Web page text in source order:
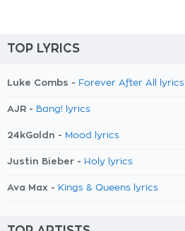
TOP LYRICS
Luke Combs - Forever After All lyrics
AJR - Bang! lyrics
24kGoldn - Mood lyrics
Justin Bieber - Holy lyrics
Ava Max - Kings & Queens lyrics